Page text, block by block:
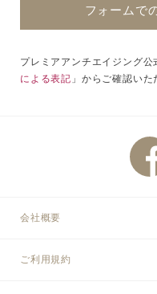
フォームで
プレミアアンチエイジング
による表記 」からご確認いた
会社概要
ご利用規約